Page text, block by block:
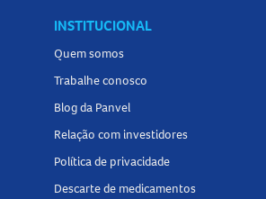
INSTITUCIONAL
Quem somos
Trabalhe conosco
Blog da Panvel
Relação com investidores
Política de privacidade
Descarte de medicamentos